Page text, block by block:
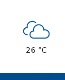
26 °C